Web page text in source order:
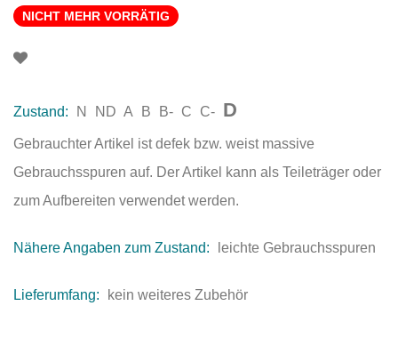
NICHT MEHR VORRÄTIG
Zustand: N ND A B B- C C- D
Gebrauchter Artikel ist defek bzw. weist massive
Gebrauchsspuren auf. Der Artikel kann als Teileträger oder
zum Aufbereiten verwendet werden.
Nähere Angaben zum Zustand: leichte Gebrauchsspuren
Lieferumfang: kein weiteres Zubehör